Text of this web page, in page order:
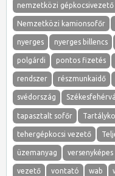
nemzetközi
Nemzetközi kamionsofőr
nyerges nyerges billencs
polgárdi pontos fizetés
rendszer részmunkaidő
svédország
tapasztalt sofőr
tehergépkocsi vezető
üzemanyag versenyképes
vezető vontató wab